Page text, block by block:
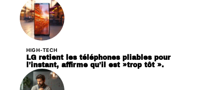
HIGH-TECH
LG retient les téléphones pliables pour
l’instant, affirme qu’il est »trop tôt ».